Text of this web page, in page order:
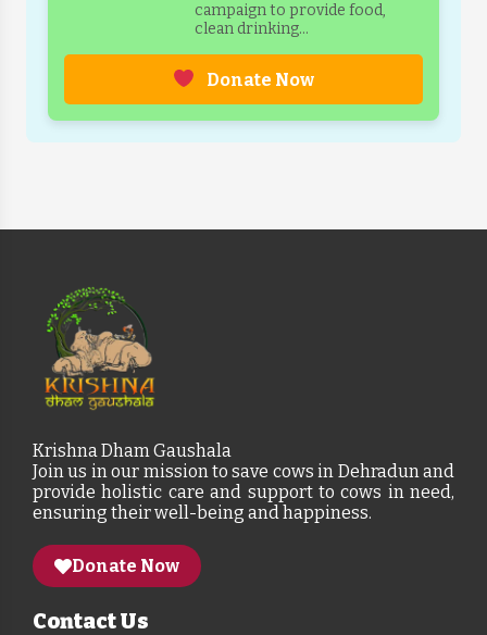
campaign to provide food,
clean drinking...
Donate Now
Krishna Dham Gaushala
Join us in our mission to save cows in Dehradun and
provide holistic care and support to cows in need,
ensuring their well-being and happiness.
Donate Now
Contact Us